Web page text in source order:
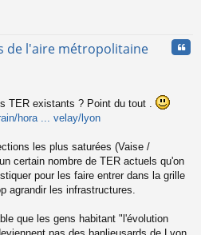
de l'aire métropolitaine
TER existants ? Point du tout .
hora ... velay/lyon
les plus saturées (Vaise /
certain nombre de TER actuels qu'on
pour les faire entrer dans la grille
agrandir les infrastructures.
que les gens habitant "l'évolution